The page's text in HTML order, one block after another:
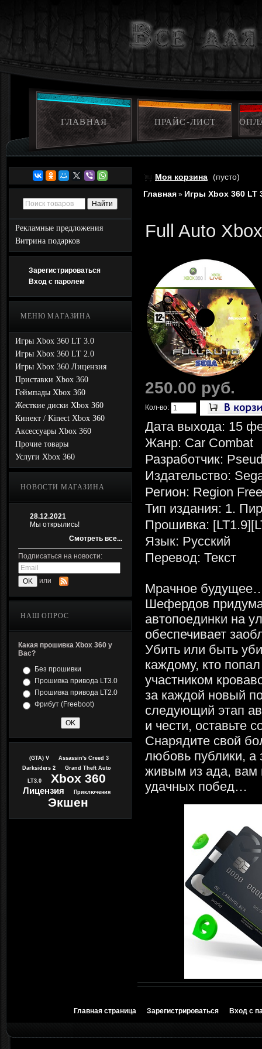
ГЛАВНАЯ ПРАЙС-ЛИСТ
Рекламные предложения
Витрина подарков
Зарегистрироваться
Вход с паролем
МЕНЮ МАГАЗИНА
Игры Xbox 360 LT 3.0
Игры Xbox 360 LT 2.0
Игры Xbox 360 Лицензия
Приставки Xbox 360
Геймпады Xbox 360
Жесткие диски Xbox 360
Кинект / Kinect Xbox 360
Аксессуары Xbox 360
Прочие товары
Услуги Xbox 360
НОВОСТИ МАГАЗИНА
28.12.2021
Мы открылись!
Смотреть все...
Подписаться на новости:
или
НАШ ОПРОС
Какая прошивка Xbox 360 у
Вас?
Без прошивки
Прошивка привода LT3.0
Прошивка привода LT2.0
Фрибут (Freeboot)
(GTA) V
Assassin's Creed 3
Darksiders 2
Grand Theft Auto
LT3.0 Xbox 360
Лицензия Приключения
Экшен
Моя корзина (пусто)
Главная » Игры Xbox 360 LT
Full Auto
250.00 руб.
Кол-во:
Дата выхода: 15
Жанр: Car Combat
Разработчик:
Издательство:
Регион: Region Free
Тип издания: 1.
Прошивка:
Язык: Русский
Перевод: Текст
Мрачное будущее…
Шефердов
автопоединки на
обеспечивает
Убить или быть
каждому, кто
участником
за каждой новый
следующий этап
и чести, оставьте
Снарядите свой
любовь публики, а
живым из ада, вам
удачных побед…
Главная страница Зарегистрироваться Вход с